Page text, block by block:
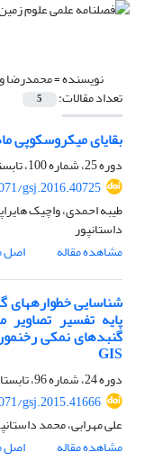
نویسنده =محمدرضا
تعداد مقالات: 5
بقایای میکروسکوپی
دوره 25، شماره 100، تابستان 1395، صفحه
gsj.2016.40725
طیبه احمدی، واچیک
داستانپور
مشاهده مقاله
اصل
شناسایی
پایه تفسیر تصاویر
گنبد‏های نمکی
GIS
دوره 24، شماره 96، تابستان 1394، صفحه
gsj.2015.41666
علی مهرابی، محمد
مشاهده مقاله
اصل